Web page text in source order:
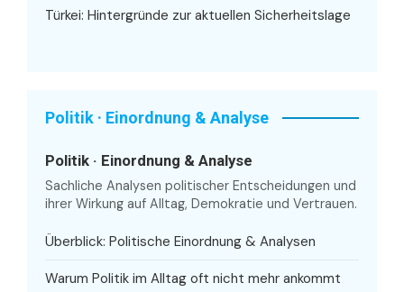
Türkei: Hintergründe zur aktuellen Sicherheitslage
Politik · Einordnung & Analyse
Politik · Einordnung & Analyse
Sachliche Analysen politischer Entscheidungen und
ihrer Wirkung auf Alltag, Demokratie und Vertrauen.
Überblick: Politische Einordnung & Analysen
Warum Politik im Alltag oft nicht mehr ankommt